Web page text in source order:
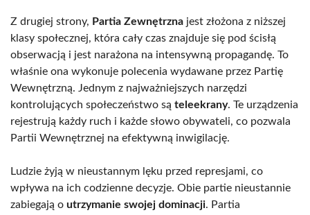
Z drugiej strony, Partia Zewnętrzna jest złożona z niższej
klasy społecznej, która cały czas znajduje się pod ścisłą
obserwacją i jest narażona na intensywną propagandę. To
właśnie ona wykonuje polecenia wydawane przez Partię
Wewnętrzną. Jednym z najważniejszych narzędzi
kontrolujących społeczeństwo są teleekrany. Te urządzenia
rejestrują każdy ruch i każde słowo obywateli, co pozwala
Partii Wewnętrznej na efektywną inwigilację.
Ludzie żyją w nieustannym lęku przed represjami, co
wpływa na ich codzienne decyzje. Obie partie nieustannie
zabiegają o utrzymanie swojej dominacji. Partia